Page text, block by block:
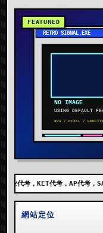
AP代考，SAT2代考，
網站定位